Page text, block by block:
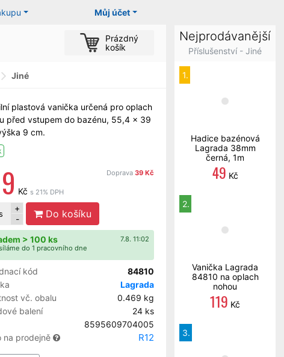
Můj účet
Prázdný
košík
Jiné
plastová vanička určená pro oplach
před vstupem do bazénu, 55,4 x 39
9 cm.
Doprava 39 Kč
Kč s 21% DPH
+
-
Do košíku
7.8. 11:02
> 100 ks
do 1 pracovního dne
kód
84810
Lagrada
vč. obalu
0.469 kg
balení
24 ks
8595609704005
na prodejně
R12
Nejprodávanější
Příslušenství - Jiné
1.
Hadice bazénová
Lagrada 38mm
černá, 1m
49 Kč
2.
Vanička Lagrada
84810 na oplach
nohou
119 Kč
3.